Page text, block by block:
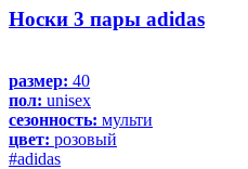
Носки 3 пары adidas
размер: 40
пол: unisex
сезонность: мульти
цвет: розовый
#adidas